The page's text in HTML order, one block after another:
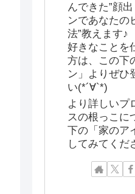
んできた”顔
ンであなたの
法”教えます♪
好きなことを
方は、この下
ン」よりぜひ
い(*´∀`*)
より詳しいプ
スの根っこに
下の「家のア
してみてくだ